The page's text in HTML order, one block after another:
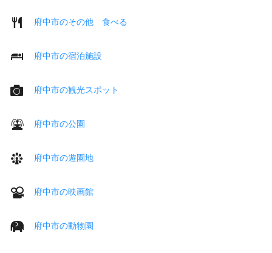
府中市のその他 食べる
府中市の宿泊施設
府中市の観光スポット
府中市の公園
府中市の遊園地
府中市の映画館
府中市の動物園